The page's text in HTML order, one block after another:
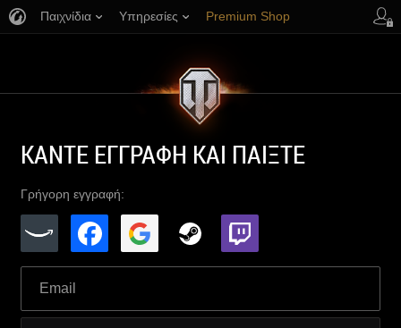
Παιχνίδια Υπηρεσίες Premium Shop
ΚΑΝΤΕ ΕΓΓΡΑΦΗ ΚΑΙ ΠΑΙΞΤΕ
Γρήγορη εγγραφή: